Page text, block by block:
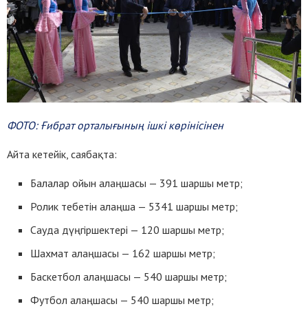
ФОТО: Ғибрат орталығының ішкі көрінісінен
Айта кетейік, саябақта:
Балалар ойын алаңшасы — 391 шаршы метр;
Ролик тебетін алаңша — 5341 шаршы метр;
Сауда дүңгіршектері — 120 шаршы метр;
Шахмат алаңшасы — 162 шаршы метр;
Баскетбол алаңшасы — 540 шаршы метр;
Футбол алаңшасы — 540 шаршы метр;